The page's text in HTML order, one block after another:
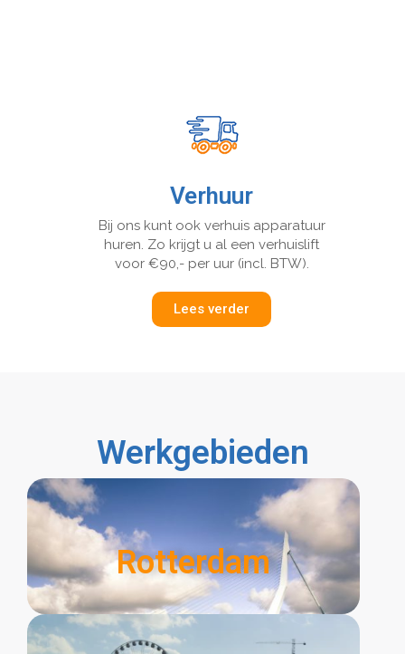
Verhuur
Bij ons kunt ook verhuis apparatuur
huren. Zo krijgt u al een verhuislift
voor €90,- per uur (incl. BTW).
Lees verder
Werkgebieden
Rotterdam